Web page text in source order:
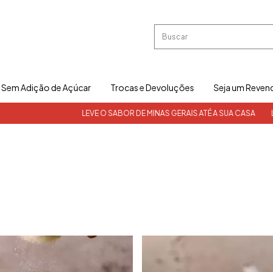
Sem Adição de Açúcar Trocas e Devoluções Seja um
LEVE O SABOR DE MINAS GERAIS ATÉ A SUA CASA LEVE O